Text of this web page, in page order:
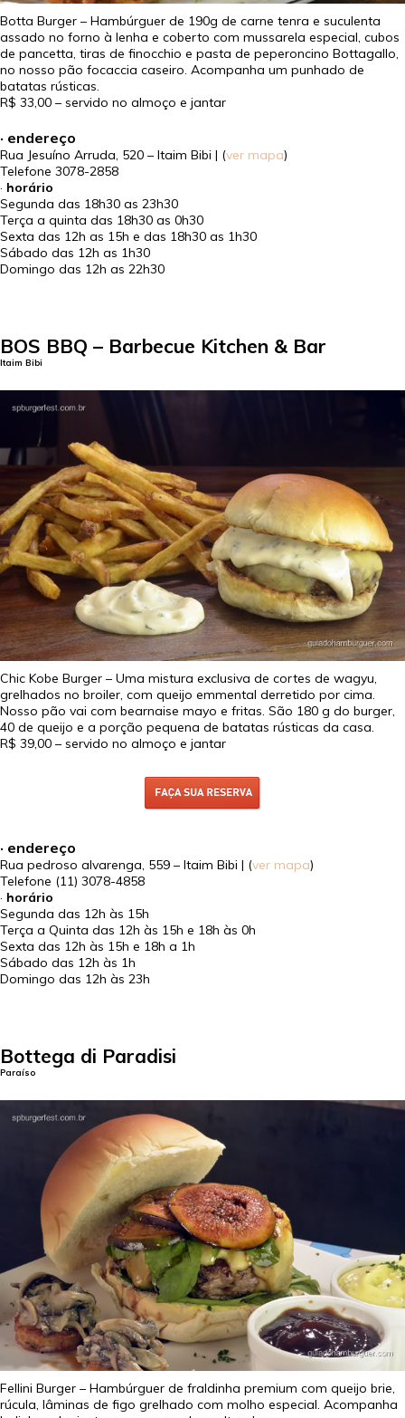
Botta Burger – Hambúrguer de 190g de carne tenra e suculenta
assado no forno à lenha e coberto com mussarela especial, cubos
de pancetta, tiras de finocchio e pasta de peperoncino Bottagallo,
no nosso pão focaccia caseiro. Acompanha um punhado de
batatas rústicas.
R$ 33,00 – servido no almoço e jantar
· endereço
Rua Jesuíno Arruda, 520 – Itaim Bibi | (ver mapa)
Telefone 3078-2858
· horário
Segunda das 18h30 as 23h30
Terça a quinta das 18h30 as 0h30
Sexta das 12h as 15h e das 18h30 as 1h30
Sábado das 12h as 1h30
Domingo das 12h as 22h30
BOS BBQ – Barbecue Kitchen & Bar
Itaim Bibi
Chic Kobe Burger – Uma mistura exclusiva de cortes de wagyu,
grelhados no broiler, com queijo emmental derretido por cima.
Nosso pão vai com bearnaise mayo e fritas. São 180 g do burger,
40 de queijo e a porção pequena de batatas rústicas da casa.
R$ 39,00 – servido no almoço e jantar
· endereço
Rua pedroso alvarenga, 559 – Itaim Bibi | (ver mapa)
Telefone (11) 3078-4858
· horário
Segunda das 12h às 15h
Terça a Quinta das 12h às 15h e 18h às 0h
Sexta das 12h às 15h e 18h a 1h
Sábado das 12h às 1h
Domingo das 12h às 23h
Bottega di Paradisi
Paraíso
Fellini Burger – Hambúrguer de fraldinha premium com queijo brie,
rúcula, lâminas de figo grelhado com molho especial. Acompanha